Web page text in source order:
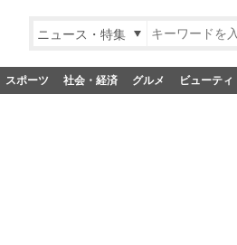
ニュース・特集
スポーツ 社会・経済 グルメ ビューティ